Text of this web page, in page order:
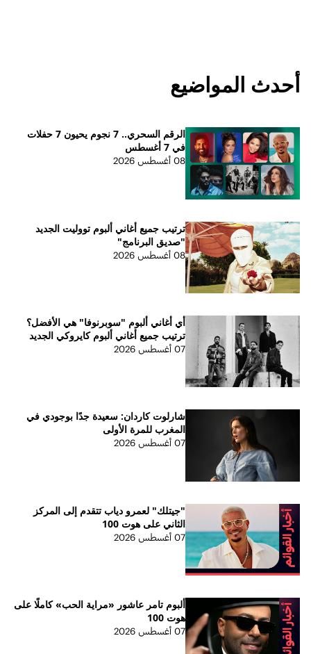
أحدث المواضيع
الرقم السحري.. 7 نجوم يحيون 7 حفلات
في 7 أغسطس
08 أغسطس 2026
ترتيب جميع أغاني ألبوم تووليت الجديد
"صديق البرنامج"
08 أغسطس 2026
أي أغاني ألبوم "سوبرنوفا" هي الأفضل؟
ترتيب جميع أغاني ألبوم كايروكي الجديد
07 أغسطس 2026
شارلوت كاردان: سعيدة جدًا بوجودي في
المغرب للمرة الأولى
07 أغسطس 2026
"جيتلك" لعمرو دياب تتقدم إلى المركز
الثاني على هوت 100
07 أغسطس 2026
ألبوم تامر عاشور «مراية الحب» كاملًا على
هوت 100
07 أغسطس 2026